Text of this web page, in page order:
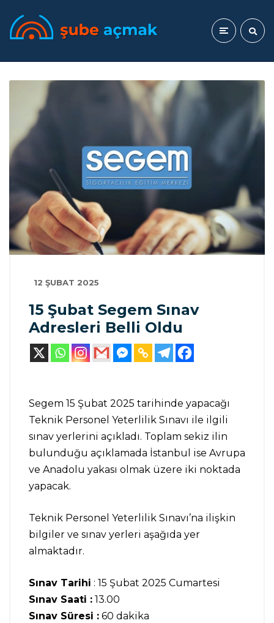
12 ŞUBAT 2025
15 Şubat Segem Sınav
Adresleri Belli Oldu
Segem 15 Şubat 2025 tarihinde yapacağı
Teknik Personel Yeterlilik Sınavı ile ilgili
sınav yerlerini açıkladı. Toplam sekiz ilin
bulunduğu açıklamada İstanbul ise Avrupa
ve Anadolu yakası olmak üzere iki noktada
yapacak.
Teknik Personel Yeterlilik Sınavı’na ilişkin
bilgiler ve sınav yerleri aşağıda yer
almaktadır.
Sınav Tarihi : 15 Şubat 2025 Cumartesi
Sınav Saati : 13.00
Sınav Süresi : 60 dakika